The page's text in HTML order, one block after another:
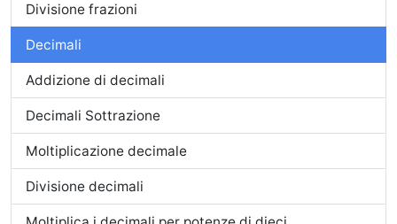
Divisione frazioni
Decimali
Addizione di decimali
Decimali Sottrazione
Moltiplicazione decimale
Divisione decimali